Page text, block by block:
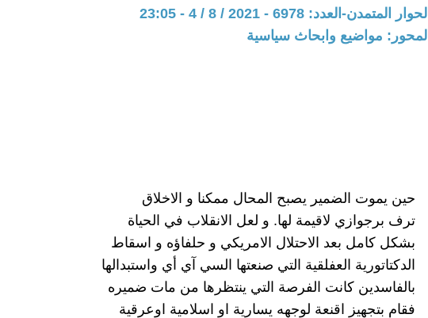
الحوار المتمدن-العدد: 6978 - 2021 / 8 / 4 - 23:05
المحور: مواضيع وابحاث سياسية
حين يموت الضمير يصبح المحال ممكنا و الاخلاق
ترف برجوازي لاقيمة لها. و لعل الانقلاب في الحياة
بشكل كامل بعد الاحتلال الامريكي و حلفاؤه و اسقاط
الدكتاتورية العفلقية التي صنعتها السي آي أي واستبدالها
بالفاسدين كانت الفرصة التي ينتظرها من مات ضميره
فقام بتجهيز اقنعة لوجهه يسارية او اسلامية اوعرقية